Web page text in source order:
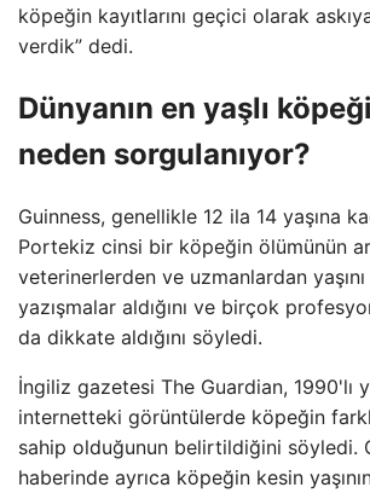
köpeğin kayıtlarını geçici olarak
verdik” dedi.
Dünyanın en yaşlı
neden sorgulanıyor?
Guinness, genellikle 12 ila 14 yaşına
Portekiz cinsi bir köpeğin ölümünün
veterinerlerden ve uzmanlardan
yazışmalar aldığını ve birçok
da dikkate aldığını söyledi.
İngiliz gazetesi The Guardian, 1990'lı
internetteki görüntülerde köpeğin
sahip olduğunun belirtildiğini söyledi.
haberinde ayrıca köpeğin kesin